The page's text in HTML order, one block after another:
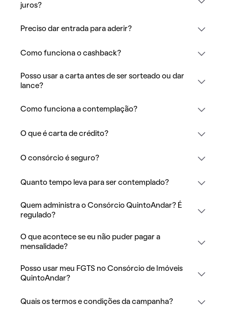
juros?
Preciso dar entrada para aderir?
Como funciona o cashback?
Posso usar a carta antes de ser sorteado ou dar
lance?
Como funciona a contemplação?
O que é carta de crédito?
O consórcio é seguro?
Quanto tempo leva para ser contemplado?
Quem administra o Consórcio QuintoAndar? É
regulado?
O que acontece se eu não puder pagar a
mensalidade?
Posso usar meu FGTS no Consórcio de Imóveis
QuintoAndar?
Quais os termos e condições da campanha?